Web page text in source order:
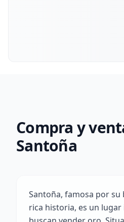
Compra y
Santoña
Santoña, famosa por su
rica historia, es un